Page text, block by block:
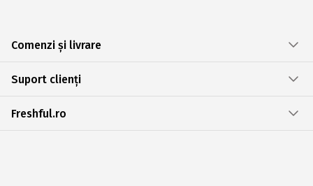
Comenzi și livrare
Suport clienți
Freshful.ro